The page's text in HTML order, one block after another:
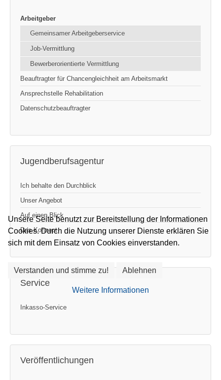
Arbeitgeber
Gemeinsamer Arbeitgeberservice
Job-Vermittlung
Bewerberorientierte Vermittlung
Beauftragter für Chancengleichheit am Arbeitsmarkt
Ansprechstelle Rehabilitation
Datenschutzbeauftragter
Jugendberufsagentur
Ich behalte den Durchblick
Unser Angebot
Auf einen Blick
Das Konzept
Service
Inkasso-Service
Veröffentlichungen
Unsere Seite benutzt zur Bereitstellung der Informationen
Cookies. Durch die Nutzung unserer Dienste erklären Sie
sich mit dem Einsatz von Cookies einverstanden.
Verstanden und stimme zu! Ablehnen
Weitere Informationen